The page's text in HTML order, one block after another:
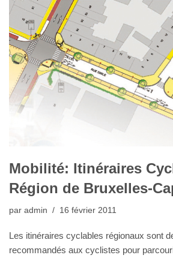
Mobilité: Itinéraires
Région de Bruxelles-
par admin 16 février 2011
Les itinéraires cyclables régionaux sont
recommandés aux cyclistes pour